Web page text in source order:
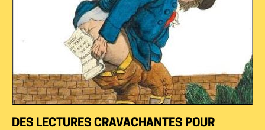
DES LECTURES CRAVACHANTES POUR